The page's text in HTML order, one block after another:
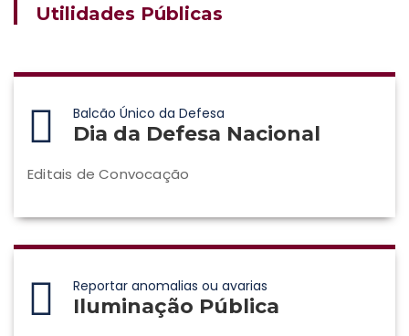
Utilidades Públicas
Balcão Único da Defesa
Dia da Defesa Nacional
Editais de Convocação
Reportar anomalias ou avarias
Iluminação Pública